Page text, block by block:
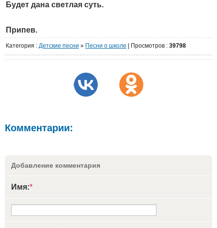
Будет дана светлая суть.
Припев.
Категория : Детские песни » Песни о школе Просмотров : 39798
Комментарии:
Добавление комментария
Имя:*